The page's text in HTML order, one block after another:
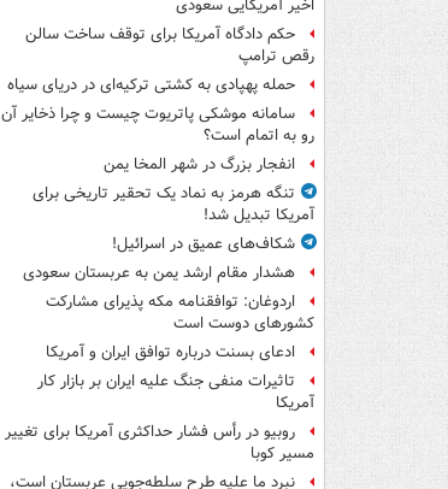
اخیر آمریکایی سعودی
حکم دادگاه آمریکا برای توقف ساخت سالن
رقص ترامپ
حمله پهپادی به کشتی ترکیه‌ای در دریای سیاه
سامانه موشکی پاتریوت چیست و چرا ذخایر آن
رو به اتمام است؟
انفجار بزرگ در شهر المخا یمن
تنگه هرمز به نماد یک تحقیر تاریخی برای
آمریکا تبدیل شد!
شکاف‌های عمیق در اسرائیل!
هشدار مقام ارشد یمن به عربستان سعودی
اردوغان: توافقنامه مکه پذیرای مشارکت
کشورهای دوست است
ادعای بسنت درباره توافق ایران و آمریکا
تاثیرات منفی جنگ علیه ایران بر بازار کار
آمریکا
روبیو در رأس فشار حداکثری آمریکا برای تغییر
مسیر کوبا
نبرد ما علیه طرح سلطه‌جویی عربستان است،